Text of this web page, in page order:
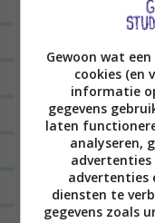
ALGEMEEN
Hoi leuke
Gewoon wat
cookies (en
informatie
gegevens
laten
analyseren,
advertenties
diensten te
gegevens zoals